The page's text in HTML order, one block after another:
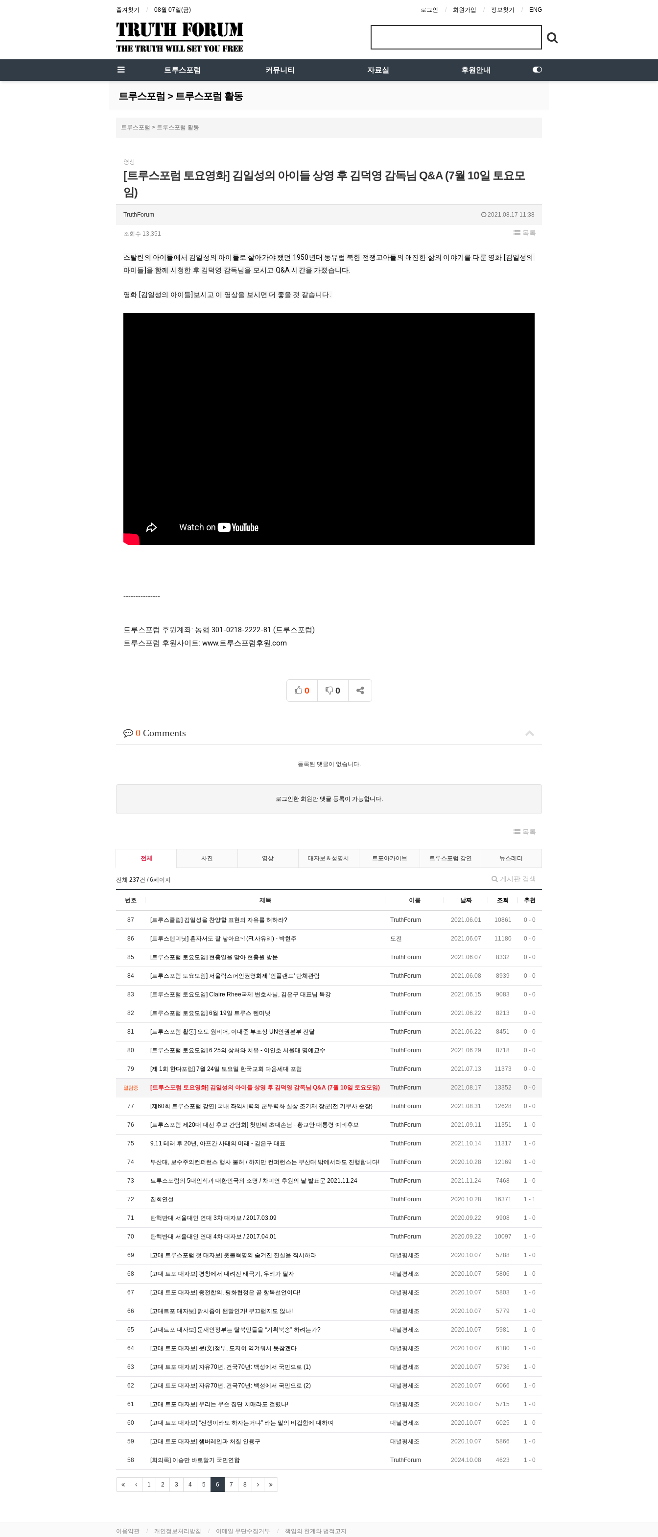
즐겨찾기 08월 07일(금) 로그인 회원가입 정보찾기 ENG
트루스포럼 커뮤니티 자료실 후원안내
트루스포럼 > 트루스포럼 활동
트루스포럼 > 트루스포럼 활동
영상
[트루스포럼 토요영화] 김일성의 아이들 상영 후 김덕영 감독님 Q&A (7월 10일 토요모
임)
TruthForum 2021.08.17 11:38
조회수 13,351 목록
스탈린의 아이들에서 김일성의 아이들로 살아가야 했던 1950년대 동유럽 북한 전쟁고아들의 애잔한 삶의 이야기를 다룬 영화 [김일성의
아이들]을 함께 시청한 후 김덕영 감독님을 모시고 Q&A 시간을 가졌습니다.
영화 [김일성의 아이들]보시고 이 영상을 보시면 더 좋을 것 같습니다.
---------------
트루스포럼 후원계좌: 농협 301-0218-2222-81 (트루스포럼)
트루스포럼 후원사이트: www.트루스포럼후원.com
0 0
0 Comments
등록된 댓글이 없습니다.
로그인한 회원만 댓글 등록이 가능합니다.
목록
전체 사진 영상 대자보＆성명서 트포아카이브 트루스포럼 강연 뉴스레터
게시판 검색
전체 237건 / 6페이지
번호 제목 이름 날짜 조회 추천
87 [트루스클립] 김일성을 찬양할 표현의 자유를 허하라? TruthForum 2021.06.01 10861 0 - 0
86 [트루스텐미닛] 혼자서도 잘 낳아요~! (Ft.사유리) - 박현주 도전 2021.06.07 11180 0 - 0
85 [트루스포럼 토요모임] 현충일을 맞아 현충원 방문 TruthForum 2021.06.07 8332 0 - 0
84 [트루스포럼 토요모임] 서울락스퍼인권영화제 '언플랜드' 단체관람 TruthForum 2021.06.08 8939 0 - 0
83 [트루스포럼 토요모임] Claire Rhee국제 변호사님, 김은구 대표님 특강 TruthForum 2021.06.15 9083 0 - 0
82 [트루스포럼 토요모임] 6월 19일 트루스 텐미닛 TruthForum 2021.06.22 8213 0 - 0
81 [트루스포럼 활동] 오토 웜비어, 이대준 부조상 UN인권본부 전달 TruthForum 2021.06.22 8451 0 - 0
80 [트루스포럼 토요모임] 6.25의 상처와 치유 - 이인호 서울대 명예교수 TruthForum 2021.06.29 8718 0 - 0
79 [제 1회 한다포럼] 7월 24일 토요일 한국교회 다음세대 포럼 TruthForum 2021.07.13 11373 0 - 0
열람중 [트루스포럼 토요영화] 김일성의 아이들 상영 후 김덕영 감독님 Q&A (7월 10일 토요모임) TruthForum 2021.08.17 13352 0 - 0
77 [제60회 트루스포럼 강연] 국내 좌익세력의 군무력화 실상 조기재 장군(전 기무사 준장) TruthForum 2021.08.31 12628 0 - 0
76 [트루스포럼 제20대 대선 후보 간담회] 첫번째 초대손님 - 황교안 대통령 예비후보 TruthForum 2021.09.11 11351 1 - 0
75 9.11 테러 후 20년, 아프간 사태의 미래 - 김은구 대표 TruthForum 2021.10.14 11317 1 - 0
74 부산대, 보수주의컨퍼런스 행사 불허 / 하지만 컨퍼런스는 부산대 밖에서라도 진행합니다! TruthForum 2020.10.28 12169 1 - 0
73 트루스포럼의 5대인식과 대한민국의 소명 / 차미연 후원의 날 발표문 2021.11.24 TruthForum 2021.11.24 7468 1 - 0
72 집회연설 TruthForum 2020.10.28 16371 1 - 1
71 탄핵반대 서울대인 연대 3차 대자보 / 2017.03.09 TruthForum 2020.09.22 9908 1 - 0
70 탄핵반대 서울대인 연대 4차 대자보 / 2017.04.01 TruthForum 2020.09.22 10097 1 - 0
69 [고대 트루스포럼 첫 대자보] 촛불혁명의 숨겨진 진실을 직시하라 대녈평세조 2020.10.07 5788 1 - 0
68 [고대 트포 대자보] 평창에서 내려진 태극기, 우리가 달자 대녈평세조 2020.10.07 5806 1 - 0
67 [고대 트포 대자보] 종전합의, 평화협정은 곧 항복선언이다! 대녈평세조 2020.10.07 5803 1 - 0
66 [고대트포 대자보] 맑시즘이 왠말인가! 부끄럽지도 않나! 대녈평세조 2020.10.07 5779 1 - 0
65 [고대트포 대자보] 문재인정부는 탈북민들을 “기획북송” 하려는가? 대녈평세조 2020.10.07 5981 1 - 0
64 [고대 트포 대자보] 문(文)정부, 도저히 역겨워서 못참겠다 대녈평세조 2020.10.07 6180 1 - 0
63 [고대 트포 대자보] 자유70년, 건국70년: 백성에서 국민으로 (1) 대녈평세조 2020.10.07 5736 1 - 0
62 [고대 트포 대자보] 자유70년, 건국70년: 백성에서 국민으로 (2) 대녈평세조 2020.10.07 6066 1 - 0
61 [고대 트포 대자보] 우리는 무슨 집단 치매라도 걸렸나! 대녈평세조 2020.10.07 5715 1 - 0
60 [고대 트포 대자보] “전쟁이라도 하자는거냐” 라는 말의 비겁함에 대하여 대녈평세조 2020.10.07 6025 1 - 0
59 [고대 트포 대자보] 챔버레인과 처칠 인용구 대녈평세조 2020.10.07 5866 1 - 0
58 [회의록] 이승만 바로알기 국민연합 TruthForum 2024.10.08 4623 1 - 0
1 2 3 4 5 6 7 8
이용약관 개인정보처리방침 이메일 무단수집거부 책임의 한계와 법적고지